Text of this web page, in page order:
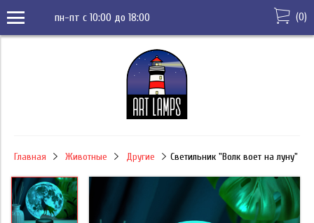
пн-пт с 10:00 до 18:00 (0)
Главная Животные Другие Светильник "Волк воет на луну"